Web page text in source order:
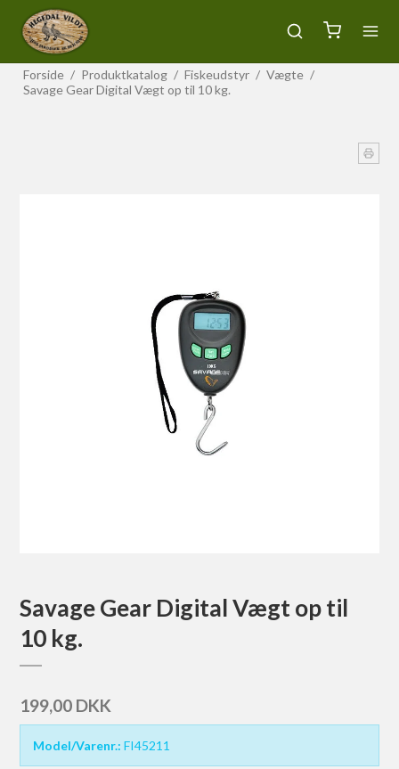
Forside / Produktkatalog / Fiskeudstyr / Vægte /
Savage Gear Digital Vægt op til 10 kg.
Savage Gear Digital Vægt op til
10 kg.
199,00 DKK
Model/Varenr.: FI45211